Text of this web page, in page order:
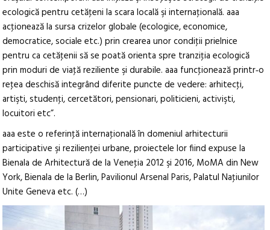
ecologică pentru cetăţeni la scara locală şi internaţională. aaa
acţionează la sursa crizelor globale (ecologice, economice,
democratice, sociale etc.) prin crearea unor condiţii prielnice
pentru ca cetăţenii să se poată orienta spre tranziţia ecologică
prin moduri de viaţă reziliente şi durabile. aaa funcţionează printr‑o
reţea deschisă integrând diferite puncte de vedere: arhitecţi,
artişti, studenţi, cercetători, pensionari, politicieni, activişti,
locuitori etc”.
aaa este o referinţă internaţională în domeniul arhitecturii
participative şi rezilienţei urbane, proiectele lor fiind expuse la
Bienala de Arhitectură de la Veneţia 2012 şi 2016, MoMA din New
York, Bienala de la Berlin, Pavilionul Arsenal Paris, Palatul Naţiunilor
Unite Geneva etc. (…)